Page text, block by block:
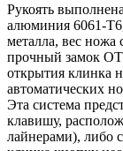
Рукоять
алюминия 6061-
металла, вес ножа
прочный замок
открытия клинка
автоматических
Эта система
клавишу,
лайнерами), либо